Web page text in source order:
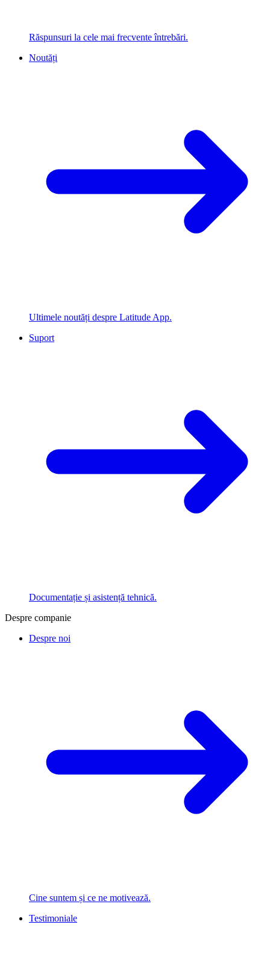
Răspunsuri la cele mai frecvente întrebări.
Noutăți
Ultimele noutăți despre Latitude App.
Suport
Documentație și asistență tehnică.
Despre companie
Despre noi
Cine suntem și ce ne motivează.
Testimoniale